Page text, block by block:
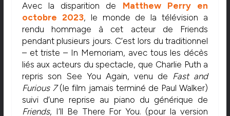
Avec la disparition de Matthew Perry en
octobre 2023, le monde de la télévision a
rendu hommage à cet acteur de Friends
pendant plusieurs jours. C’est lors du traditionnel
– et triste – In Memoriam, avec tous les décès
liés aux acteurs du spectacle, que Charlie Puth a
repris son See You Again, venu de Fast and
Furious 7(le film jamais terminé de Paul Walker)
suivi d’une reprise au piano du générique de
Friends, I’ll Be There For You. (pour la version